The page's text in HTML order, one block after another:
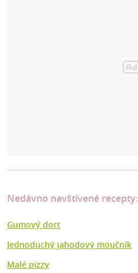
Nedávno navštívené recepty:
Gumový dort
Jednoduchý jahodový moučník
Malé pizzy